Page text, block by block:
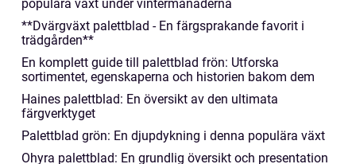
populära växt under vintermånaderna
**Dvärgväxt palettblad - En färgsprakande favorit i
trädgården**
En komplett guide till palettblad frön: Utforska
sortimentet, egenskaperna och historien bakom dem
Haines palettblad: En översikt av den ultimata
färgverktyget
Palettblad grön: En djupdykning i denna populära växt
Ohyra palettblad: En grundlig översikt och presentation